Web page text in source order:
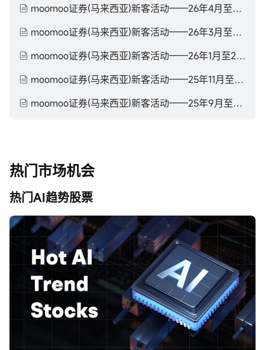
moomoo证券(马来西亚)新客活动——26年4月至26年6月
moomoo证券(马来西亚)新客活动——26年3月至26年4月
moomoo证券(马来西亚)新客活动——26年1月至26年3月
moomoo证券(马来西亚)新客活动——25年11月至26年1月
moomoo证券(马来西亚)新客活动——25年9月至25年11月
热门市场机会
热门AI趋势股票